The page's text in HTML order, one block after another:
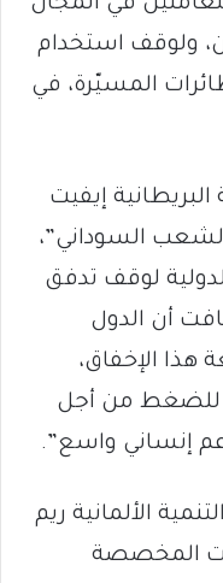
ولوقف استخدام
المسيّرة، في
إيفيت
السوداني”،
لوقف تدفق
أن الدول
هذا الإخفاق،
للضغط من أجل
إنساني واسع”.
الألمانية ريم
المخصصة